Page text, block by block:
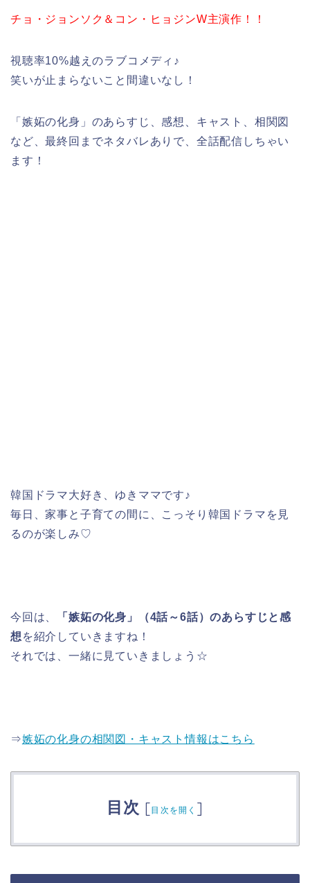
チョ・ジョンソク＆コン・ヒョジンW主演作！！
視聴率10%越えのラブコメディ♪
笑いが止まらないこと間違いなし！
「嫉妬の化身」のあらすじ、感想、キャスト、相関図
など、最終回までネタバレありで、全話配信しちゃい
ます！
韓国ドラマ大好き、ゆきママです♪
毎日、家事と子育ての間に、こっそり韓国ドラマを見
るのが楽しみ♡
今回は、
「嫉妬の化身」（4話～6話）のあらすじと感
想 を紹介していきますね！
それでは、一緒に見ていきましょう☆
⇒嫉妬の化身の相関図・キャスト情報はこちら
目次 [目次を開く ]